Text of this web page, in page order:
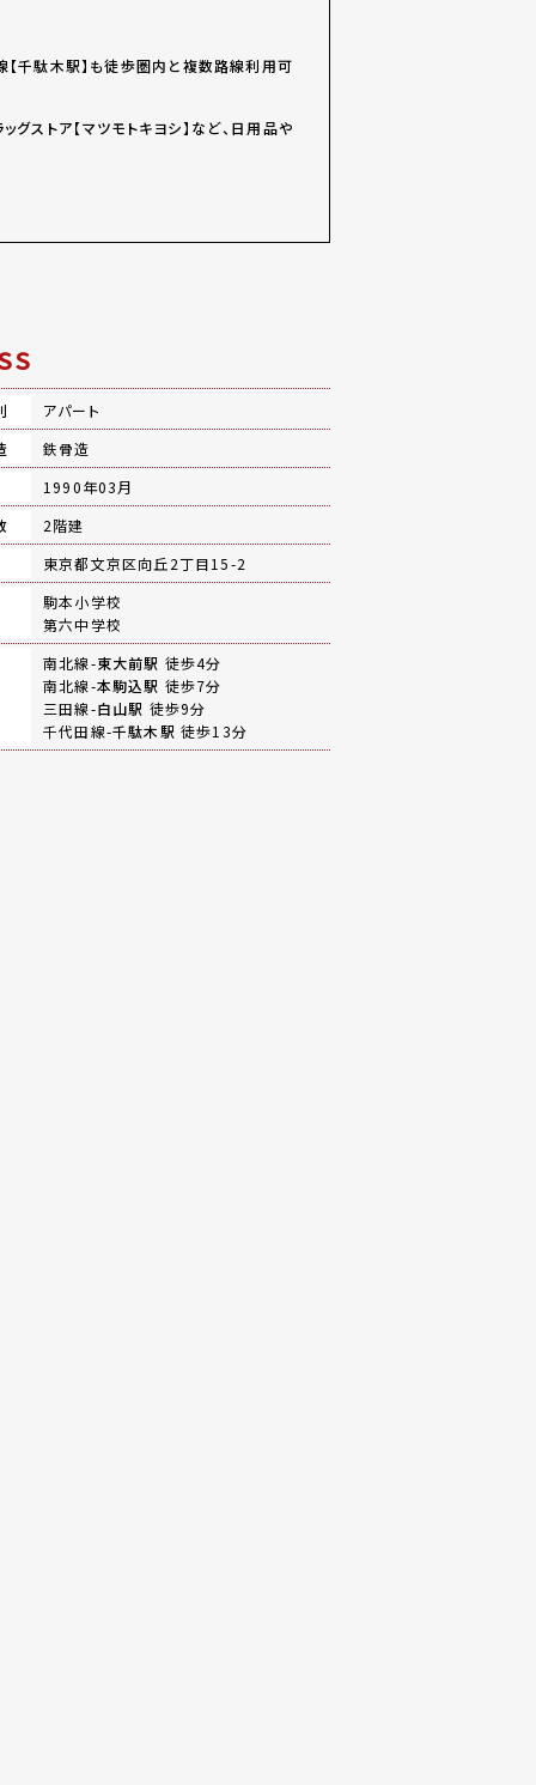
【千駄木駅】も徒歩圏内と複数路線利用可
ストア【マツモトキヨシ】など、日用品や
アパート
鉄骨造
1990年03月
2階建
東京都文京区向丘2丁目15-2
駒本小学校
第六中学校
南北線-東大前駅 徒歩4分
南北線-本駒込駅 徒歩7分
三田線-白山駅 徒歩9分
千代田線-千駄木駅 徒歩13分